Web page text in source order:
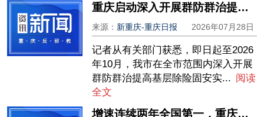
重庆启动深入开展群防群治提高基层除险固安实战能力百日攻坚行动
来源： 新重庆-重庆日报 2026年07月28日
记者从有关部门获悉，即日起至2026
年10月，我市在全市范围内深入开展
群防群治提高基层除险固安实... 阅读
全文
增速连续两年全国第一，重庆服务如何崛起？